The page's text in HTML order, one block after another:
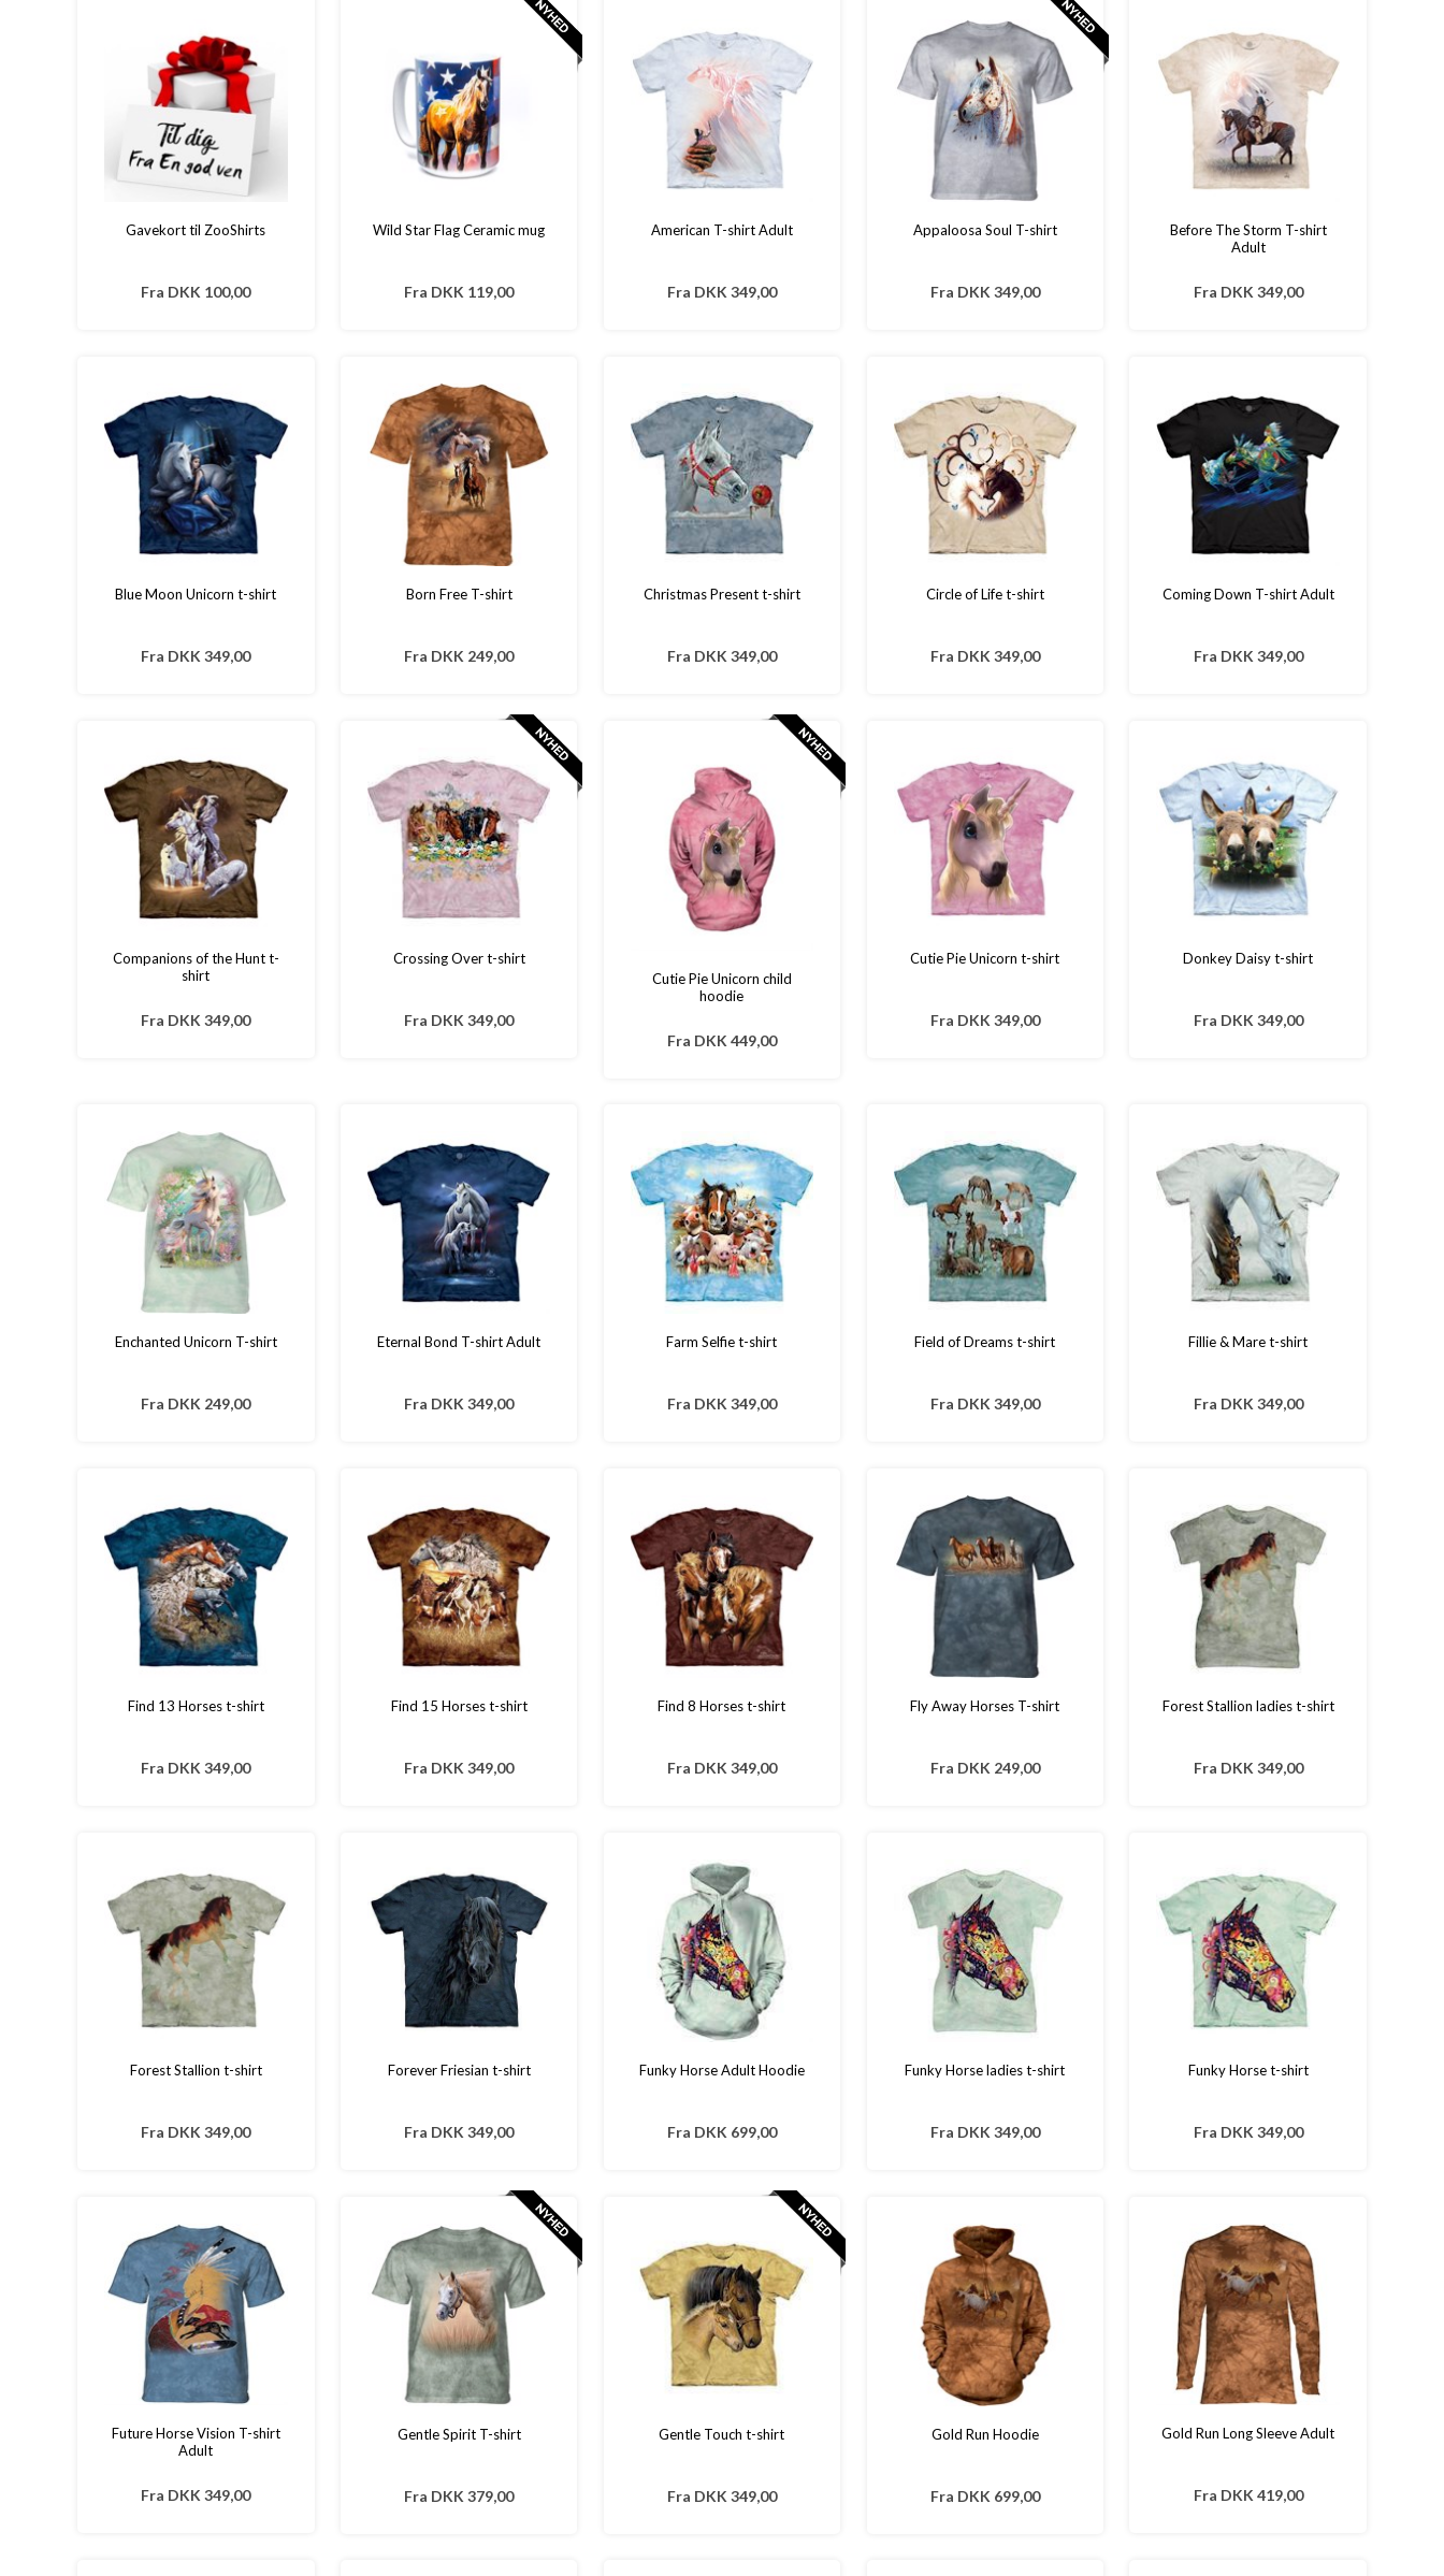
Gavekort til ZooShirts
Fra DKK 100,00
Wild Star Flag Ceramic mug
Fra DKK 119,00
American T-shirt Adult
Fra DKK 349,00
Appaloosa Soul T-shirt
Fra DKK 349,00
Before The Storm T-shirt
Adult
Fra DKK 349,00
Blue Moon Unicorn t-shirt
Fra DKK 349,00
Born Free T-shirt
Fra DKK 249,00
Christmas Present t-shirt
Fra DKK 349,00
Circle of Life t-shirt
Fra DKK 349,00
Coming Down T-shirt Adult
Fra DKK 349,00
Companions of the Hunt t-
shirt
Fra DKK 349,00
Crossing Over t-shirt
Fra DKK 349,00
Cutie Pie Unicorn child
hoodie
Fra DKK 449,00
Cutie Pie Unicorn t-shirt
Fra DKK 349,00
Donkey Daisy t-shirt
Fra DKK 349,00
Enchanted Unicorn T-shirt
Fra DKK 249,00
Eternal Bond T-shirt Adult
Fra DKK 349,00
Farm Selfie t-shirt
Fra DKK 349,00
Field of Dreams t-shirt
Fra DKK 349,00
Fillie & Mare t-shirt
Fra DKK 349,00
Find 13 Horses t-shirt
Fra DKK 349,00
Find 15 Horses t-shirt
Fra DKK 349,00
Find 8 Horses t-shirt
Fra DKK 349,00
Fly Away Horses T-shirt
Fra DKK 249,00
Forest Stallion ladies t-shirt
Fra DKK 349,00
Forest Stallion t-shirt
Fra DKK 349,00
Forever Friesian t-shirt
Fra DKK 349,00
Funky Horse Adult Hoodie
Fra DKK 699,00
Funky Horse ladies t-shirt
Fra DKK 349,00
Funky Horse t-shirt
Fra DKK 349,00
Future Horse Vision T-shirt
Adult
Fra DKK 349,00
Gentle Spirit T-shirt
Fra DKK 379,00
Gentle Touch t-shirt
Fra DKK 349,00
Gold Run Hoodie
Fra DKK 699,00
Gold Run Long Sleeve Adult
Fra DKK 419,00